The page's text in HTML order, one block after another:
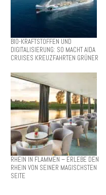
BIO-KRAFTSTOFFEN UND
DIGITALISIERUNG: SO MACHT AIDA
CRUISES KREUZFAHRTEN GRÜNER
RHEIN IN FLAMMEN – ERLEBE DEN
RHEIN VON SEINER MAGISCHSTEN
SEITE